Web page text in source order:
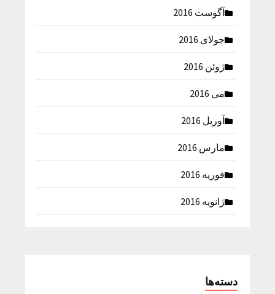
آگوست 2016
جولای 2016
ژوئن 2016
می 2016
آوریل 2016
مارس 2016
فوریه 2016
ژانویه 2016
دسته‌ها